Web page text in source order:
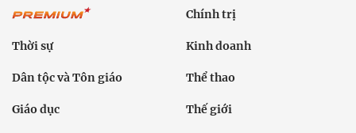
Chính trị
Thời sự Kinh doanh
Dân tộc và Tôn giáo Thể thao
Giáo dục Thế giới